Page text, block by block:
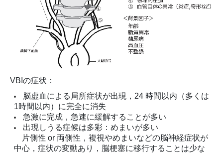
VBIの症状：
脳虚血による局所症状が出現，24 時間以内（多くは
1時間以内）に完全に消失
急激に完成，急速に緩解することが多い
出現しうる症候は多彩：めまいが多い
片側性 or 両側性，複視やめまいなどの脳神経症状が
中心，症状の変動あり，脳梗塞に移行することは少な